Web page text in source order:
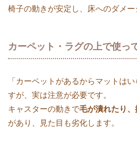
椅子の動きが安定し、床へのダメー
カーペット・ラグの上で使っ
「カーペットがあるからマットは
すが、実は注意が必要です。
キャスターの動きで毛が潰れたり
があり、見た目も劣化します。